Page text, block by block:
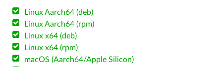
Linux Aarch64 (deb)
Linux Aarch64 (rpm)
Linux x64 (deb)
Linux x64 (rpm)
macOS (Aarch64/Apple Silicon)